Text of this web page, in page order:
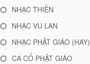
NHẠC THIỀN
NHẠC VU LAN
NHẠC PHẬT GIÁO (HAY)
CA CỔ PHẬT GIÁO